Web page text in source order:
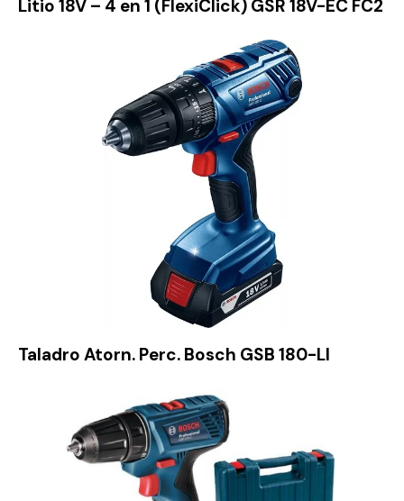
Litio 18V – 4 en 1 (FlexiClick) GSR 18V-EC FC2
Taladro Atorn. Perc. Bosch GSB 180-LI